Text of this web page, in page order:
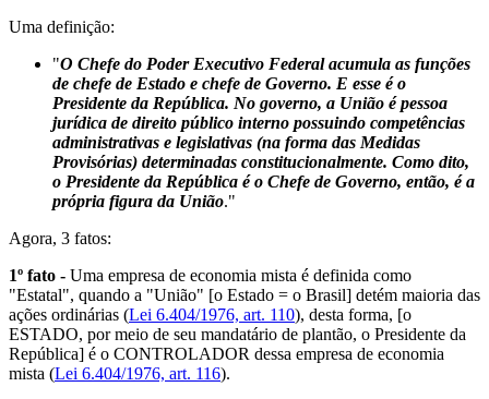
Uma definição:
"O Chefe do Poder Executivo Federal acumula as funções
de chefe de Estado e chefe de Governo. E esse é o
Presidente da República. No governo, a União é pessoa
jurídica de direito público interno possuindo competências
administrativas e legislativas (na forma das Medidas
Provisórias) determinadas constitucionalmente. Como dito,
o Presidente da República é o Chefe de Governo, então, é a
própria figura da União."
Agora, 3 fatos:
1º fato - Uma empresa de economia mista é definida como
"Estatal", quando a "União" [o Estado = o Brasil] detém maioria das
ações ordinárias (Lei 6.404/1976, art. 110), desta forma, [o
ESTADO, por meio de seu mandatário de plantão, o Presidente da
República] é o CONTROLADOR dessa empresa de economia
mista (Lei 6.404/1976, art. 116).